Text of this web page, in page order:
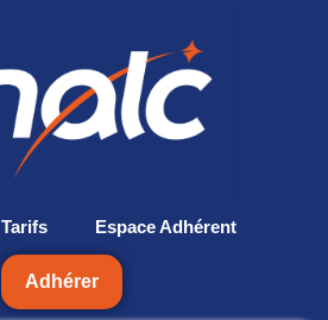
Tarifs Espace Adhérent
Adhérer